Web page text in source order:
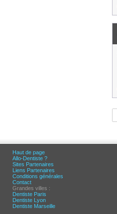
Haut de page
Allo-Dentiste ?
Sites Partenaires
Liens Partenaires
Conditions générales
Contact
Grandes villes :
Dentiste Paris
Dentiste Lyon
Dentiste Marseille